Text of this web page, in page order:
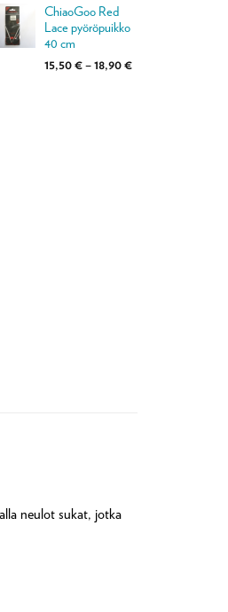
perustuen
asiakkaan
arvotukseen.
ChiaoGoo Red
Lace pyöröpuikko
40 cm
15,50€–18,90€Hintaluokka:
neulot sukat, jotka